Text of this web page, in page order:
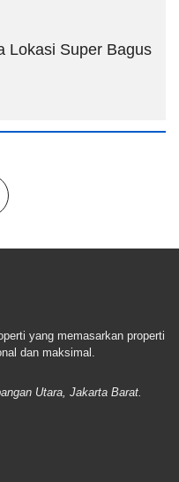
Lokasi Super Bagus
yang memasarkan properti
dan maksimal.
Utara, Jakarta Barat.